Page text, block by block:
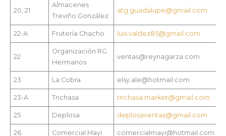
20, 21
Almacenes
Treviño González
atg.guadalupe@gmail.com
22-A Frutería Chacho luis.valdez85@gmail.com
22
Organización RG
Hermanos
ventas@reynagarza.com
23 La Cobra elsy.ale@hotmail.com
23-A Trichasa trichasa.market@gmail.com
25 Deplosa deplosaventas@gmail.com
26 Comercial Mayi comercialmayi@hotmail.com